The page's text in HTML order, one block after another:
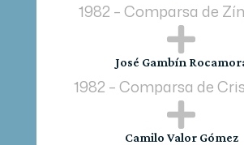
1982 – Comparsa de

José Gambín
1982 – Comparsa de

Camilo Valor Gómez